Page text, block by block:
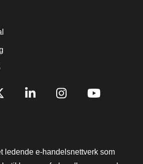
ledende e-handelsnettverk som